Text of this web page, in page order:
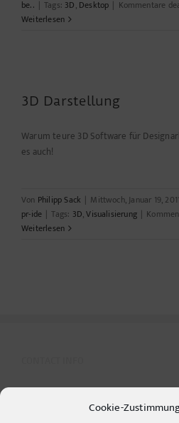
Cookie-
be.. | Tags: 3D, Desktop | Kommentare
Weiterlesen
3D Darstellung
Warum teure 3D Software für
es auch!
Von Philipp Sack | Mittwoch, Januar 19, 2011
pr-ide | Tags: 3D,Visualisierung |
Weiterlesen